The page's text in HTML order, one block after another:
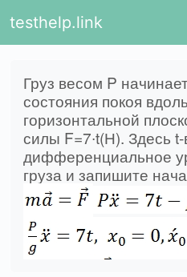
testhelp.link
Груз весом P
состояния покоя
горизонтальной
силы F=7∙t(Н). Здесь
дифференциальное
груза и запишите